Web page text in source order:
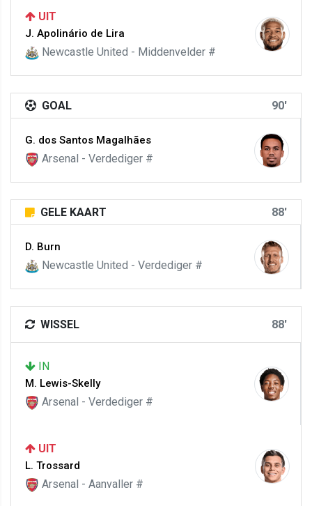
UIT
J. Apolinário de Lira
Newcastle United - Middenvelder #
GOAL 90'
G. dos Santos Magalhães
Arsenal - Verdediger #
GELE KAART 88'
D. Burn
Newcastle United - Verdediger #
WISSEL 88'
IN
M. Lewis-Skelly
Arsenal - Verdediger #
UIT
L. Trossard
Arsenal - Aanvaller #